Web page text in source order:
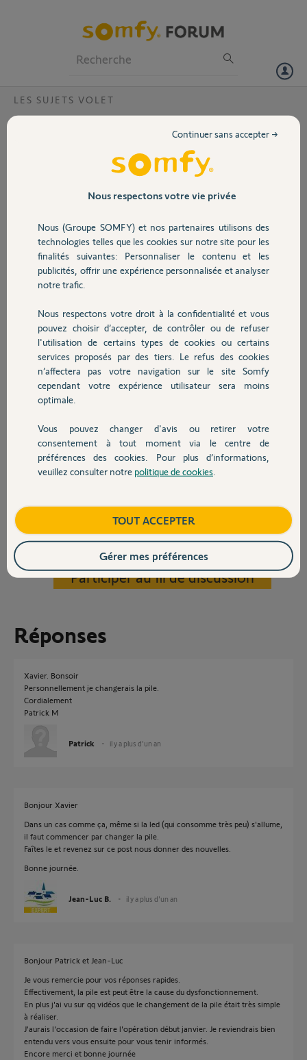
Volet
Sécurité
Domotique
Chauffage
Autres produits
Devis avec un pro
Contact
LES SUJETS VOLET
Fonctionnement aléatoire de la
télécommande individuelle d'un volet
volets roulants, tous équipés d'une télécommande individuelle sans fil
J'ai également une télécommande générale qui permet d'actionner
les 8 volets en même temps.
Le problème est le suivant : pour l'un des volets roulants, la
plusieurs fois sur les flèches et sur le bouton My pour que cela finisse
par fonctionner correctement et encore pas à tous les coups. C'est
particulièrement pénible au quotidien comme vous vous en doutez.
Il est à noter que lorsque l'on actionne la télécommande générale, ce
volet fonctionne correctement sans difficulté, comme tous les autres
individuelle. Je n'ai pas changé la pile qui me semble bien fonctionner
car la lumière verte s'allume bien.
Je n'ai pas trouvé de réponse à mon problème particulier dans les
discussions.
Xavier
Xavier
il y a plus d'un an
Participer au fil de discussion
Réponses
Xavier. Bonsoir
Personnellement je changerais la pile.
Cordialement
Patrick M
Patrick il y a plus d'un an
Bonjour Xavier
Dans un cas comme ça, même si la led (qui consomme très peu) s'allume,
il faut commencer par changer la pile.
Faîtes le et revenez sur ce post nous donner des nouvelles.
Bonne journée.
Jean-Luc B. il y a plus d'un an
Bonjour Patrick et Jean-Luc
Je vous remercie pour vos réponses rapides.
Effectivement, la pile est peut être la cause du dysfonctionnement.
En plus j'ai vu sur qq vidéos que le changement de la pile était très simple
à réaliser.
J'aurais l'occasion de faire l'opération début janvier. Je reviendrais bien
entendu vers vous ensuite pour vous tenir informés.
Encore merci et bonne journée
Nous respectons votre vie privée
Nous (Groupe SOMFY) et nos partenaires utilisons des
technologies telles que les cookies sur notre site pour les
finalités suivantes: Personnaliser le contenu et les
publicités, offrir une expérience personnalisée et analyser
notre trafic.
Nous respectons votre droit à la confidentialité et vous
pouvez choisir d’accepter, de contrôler ou de refuser
l'utilisation de certains types de cookies ou certains
services proposés par des tiers. Le refus des cookies
n’affectera pas votre navigation sur le site Somfy
cependant votre expérience utilisateur sera moins
optimale.
Vous pouvez changer d'avis ou retirer votre
consentement à tout moment via le centre de
préférences des cookies. Pour plus d’informations,
veuillez consulter notre politique de cookies
Continuer sans accepter →
TOUT ACCEPTER
Gérer mes préférences